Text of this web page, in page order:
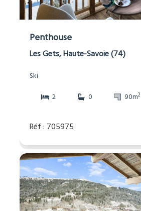
Penthouse
Les Gets, Haute-Savoie (74)
Ski
2
0 90m2
Réf : 705975